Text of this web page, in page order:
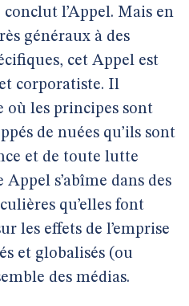
conclut l’Appel. Mais en
généraux à des
cet Appel est
corporatiste. Il
les principes sont
de nuées qu’ils sont
et de toute lutte
s’abîme dans des
qu’elles font
les effets de l’emprise
et globalisés (ou
des médias.